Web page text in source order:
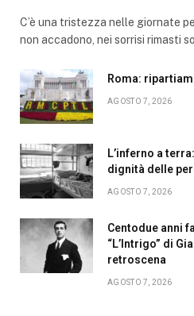
C’è una tristezza nelle giornate
non accadono, nei sorrisi rimasti
Roma:
AGOSTO 7, 2026
L’inferno a
dignità delle
AGOSTO 7, 2026
Centodue anni
“L’Intrigo” di
retroscena
AGOSTO 7, 2026